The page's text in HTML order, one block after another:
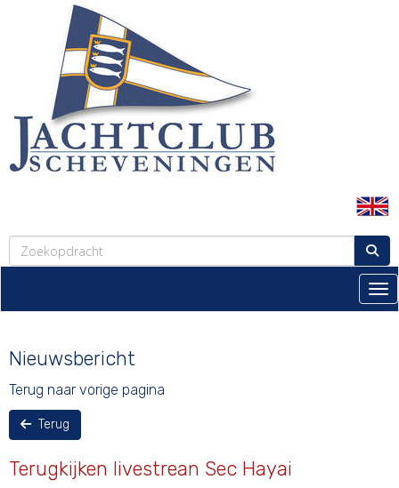
Nieuwsbericht
Terug naar vorige pagina
Terug
Terugkijken livestrean Sec Hayai